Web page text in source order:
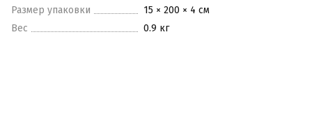
Размер упаковки
15 × 200 × 4 см
Вес
0.9 кг